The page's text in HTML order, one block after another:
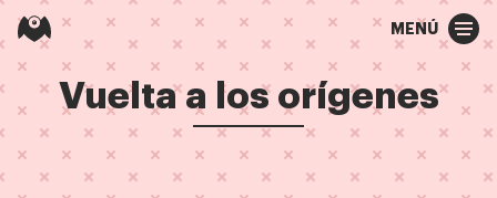
MENÚ
Vuelta a los orígenes